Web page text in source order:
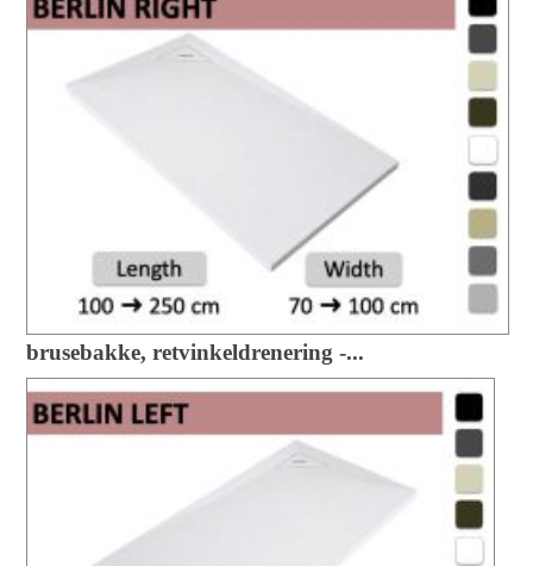
brusebakke, retvinkeldrenering -...